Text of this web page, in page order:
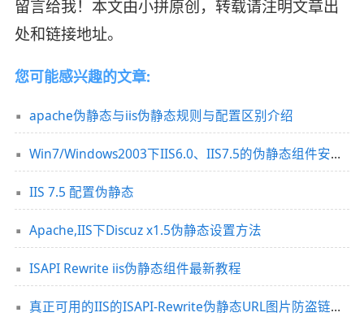
留言给我！本文由小拼原创，转载请注明文章出
处和链接地址。
您可能感兴趣的文章:
apache伪静态与iis伪静态规则与配置区别介绍
Win7/Windows2003下IIS6.0、IIS7.5的伪静态组件安装和伪静态配置方法
IIS 7.5 配置伪静态
Apache,IIS下Discuz x1.5伪静态设置方法
ISAPI Rewrite iis伪静态组件最新教程
真正可用的IIS的ISAPI-Rewrite伪静态URL图片防盗链规则写法